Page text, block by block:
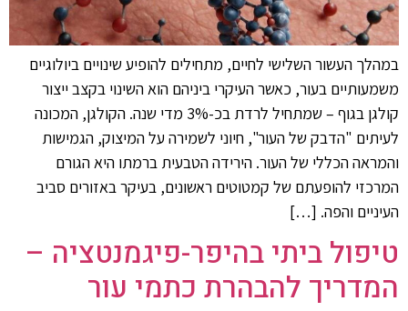
במהלך העשור השלישי לחיים, מתחילים להופיע שינויים ביולוגיים
משמעותיים בעור, כאשר העיקרי ביניהם הוא השינוי בקצב ייצור
קולגן בגוף – שמתחיל לרדת בכ-3% מדי שנה. הקולגן, המכונה
לעיתים "הדבק של העור", חיוני לשמירה על המיצוק, הגמישות
והמראה הכללי של העור. הירידה הטבעית ברמתו היא הגורם
המרכזי להופעתם של קמטוטים ראשונים, בעיקר באזורים סביב
העיניים והפה. […]
טיפול ביתי בהיפר-פיגמנטציה –
המדריך להבהרת כתמי עור